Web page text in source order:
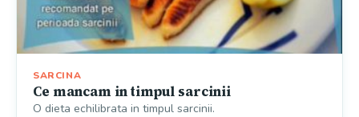
SARCINA
Ce mancam in timpul sarcinii
O dieta echilibrata in timpul sarcinii.